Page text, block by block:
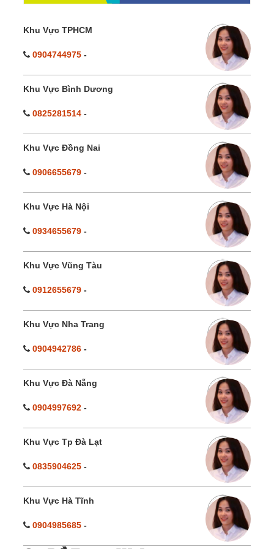
Khu Vực TPHCM
0904744975 -
Khu Vực Bình Dương
0825281514 -
Khu Vực Đồng Nai
0906655679 -
Khu Vực Hà Nội
0934655679 -
Khu Vực Vũng Tàu
0912655679 -
Khu Vực Nha Trang
0904942786 -
Khu Vực Đà Nẵng
0904997692 -
Khu Vực Tp Đà Lạt
0835904625 -
Khu Vực Hà Tĩnh
0904985685 -